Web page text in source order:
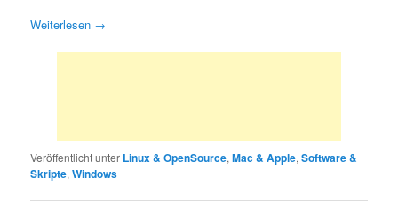
Weiterlesen →
Veröffentlicht unter Linux & OpenSource,Mac & Apple,Software &
Skripte,Windows